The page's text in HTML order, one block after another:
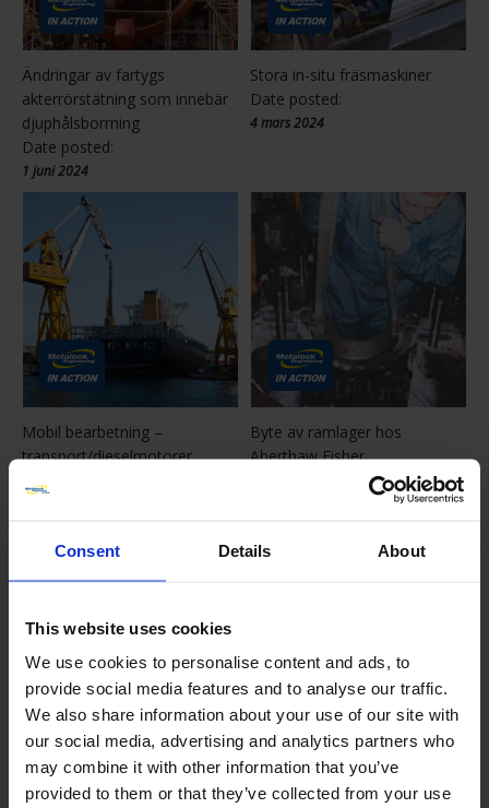
Consent Details About
This website uses cookies
We use cookies to personalise content and ads, to
provide social media features and to analyse our traffic.
We also share information about your use of our site with
our social media, advertising and analytics partners who
may combine it with other information that you’ve
provided to them or that they’ve collected from your use
Ändringar av fartygs
akterrörstätning som innebär
djuphålsborrning
Date posted:
1 juni 2024
Stora in-situ fräsmaskiner
Date posted:
4 mars 2024
Mobil bearbetning –
transport/dieselmotorer
Byte av ramlager hos
Aberthaw Fisher
Reparation av balanshjulet på
en fartygsmotor
Reparation av en huvudmotor